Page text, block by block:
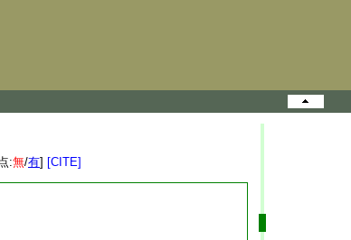
:無/有] [CITE]